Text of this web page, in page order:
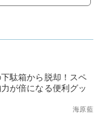
駄箱から脱却！スペ
が倍になる便利グッ
海原藍